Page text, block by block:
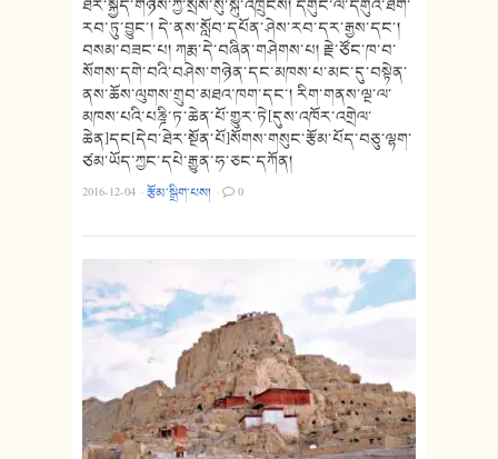
ཐར་སྐྱིད་གཉིས་ཀྱི་སྲས་སུ་སྐུ་འཁྲུངས། དགུང་ལོ་དགུའི་ཐོག་
རབ་ཏུ་བྱུང་། དེ་ནས་སློབ་དཔོན་ཤེས་རབ་དར་རྒྱས་དང་།
བསམ་བཟང་པ། ཀརྨ་དེ་བཞིན་གཤེགས་པ། རྗེ་ཙོང་ཁ་བ་
སོགས་དགེ་བའི་བཤེས་གཉེན་དང་མཁས་པ་མང་དུ་བསྟེན་
ནས་ཆོས་ལུགས་གྲུབ་མཐའ་ཁག་དང་། རིག་གནས་ལྔ་ལ་
མཁས་པའི་པཎྜི་ཏ་ཆེན་པོ་གྱུར་ཏེ[དུས་འཁོར་འགྲེལ་
ཆེན]དང[དེབ་ཐེར་སྔོན་པོ]སོགས་གསུང་རྩོམ་པོད་བཅུ་ལྷག་
ཙམ་ཡོད་ཀྱང་དཔེ་རྒྱུན་ཧ་ཅང་དཀོན།
2016-12-04 ·རྩོམ་སྒྲིག་པས། · 0